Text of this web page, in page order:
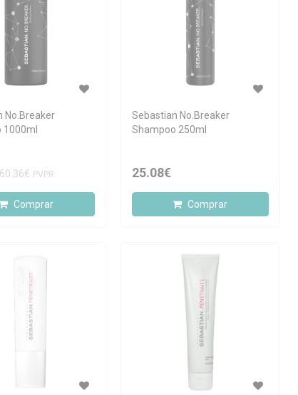
No.Breaker
1000ml
60.36€ PVPR
Comprar
Sebastian No.Breaker
Shampoo 250ml
25.08€
Comprar